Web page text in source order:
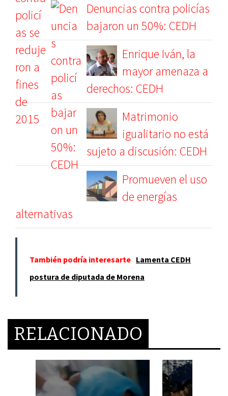
Denuncias contra policías
bajaron un 50%: CEDH
Enrique Iván, la
mayor amenaza a
derechos: CEDH
Matrimonio
igualitario no está
sujeto a discusión: CEDH
Promueven el uso
de energías
alternativas
También podría interesarte Lamenta CEDH
postura de diputada de Morena
RELACIONADO